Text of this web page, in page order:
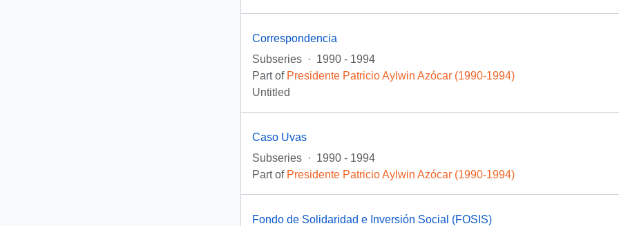
Correspondencia
Subseries · 1990 - 1994
Part of Presidente Patricio Aylwin Azócar (1990-1994)
Untitled
Caso Uvas
Subseries · 1990 - 1994
Part of Presidente Patricio Aylwin Azócar (1990-1994)
Fondo de Solidaridad e Inversión Social (FOSIS)